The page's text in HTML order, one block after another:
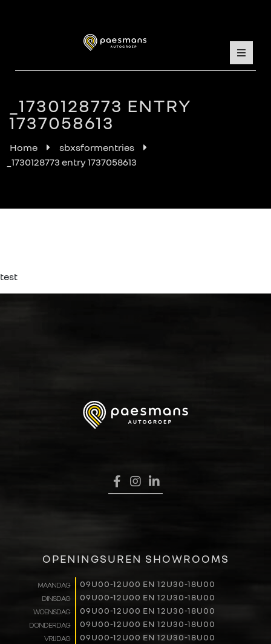
RENAULT PRO+
NAVERKOOP
VERHUUR
_1730128773 ENTRY
1737058613
Home
sbxsformentries
_1730128773 entry 1737058613
test
OPENINGSUREN SHOWROOMS
MAANDAG 09U00-12U00 EN 12U30-18U00
DINSDAG 09U00-12U00 EN 12U30-18U00
WOENSDAG 09U00-12U00 EN 12U30-18U00
DONDERDAG 09U00-12U00 EN 12U30-18U00
VRIJDAG 09U00-12U00 EN 12U30-18U00